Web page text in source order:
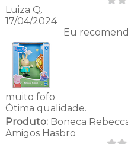
Luiza Q.
17/04/2024
Eu
muito fofo
Ótima qualidade.
Produto:Boneca
Amigos Hasbro